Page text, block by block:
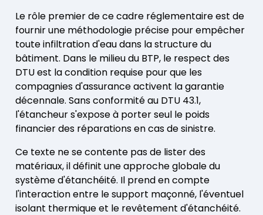
Le rôle premier de ce cadre réglementaire est de
fournir une méthodologie précise pour empêcher
toute infiltration d'eau dans la structure du
bâtiment. Dans le milieu du BTP, le respect des
DTU est la condition requise pour que les
compagnies d'assurance activent la garantie
décennale. Sans conformité au DTU 43.1,
l'étancheur s'expose à porter seul le poids
financier des réparations en cas de sinistre.
Ce texte ne se contente pas de lister des
matériaux, il définit une approche globale du
système d'étanchéité. Il prend en compte
l'interaction entre le support maçonné, l'éventuel
isolant thermique et le revêtement d'étanchéité.